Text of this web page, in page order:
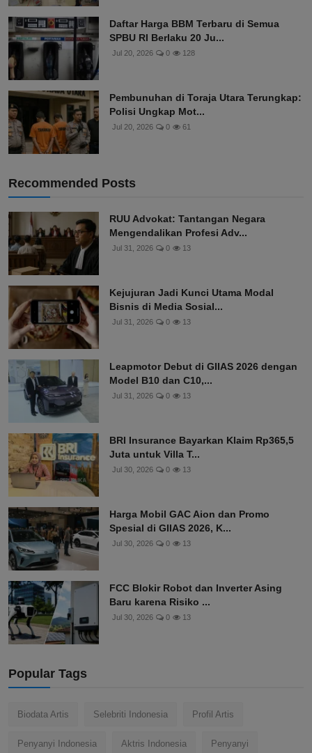
Daftar Harga BBM Terbaru di Semua
SPBU RI Berlaku 20 Ju...
Jul 20, 2026 0 128
Pembunuhan di Toraja Utara Terungkap:
Polisi Ungkap Mot...
Jul 20, 2026 0 61
Recommended Posts
RUU Advokat: Tantangan Negara
Mengendalikan Profesi Adv...
Jul 31, 2026 0 13
Kejujuran Jadi Kunci Utama Modal
Bisnis di Media Sosial...
Jul 31, 2026 0 13
Leapmotor Debut di GIIAS 2026 dengan
Model B10 dan C10,...
Jul 31, 2026 0 13
BRI Insurance Bayarkan Klaim Rp365,5
Juta untuk Villa T...
Jul 30, 2026 0 13
Harga Mobil GAC Aion dan Promo
Spesial di GIIAS 2026, K...
Jul 30, 2026 0 13
FCC Blokir Robot dan Inverter Asing
Baru karena Risiko ...
Jul 30, 2026 0 13
Popular Tags
Biodata Artis Selebriti Indonesia Profil Artis
Penyanyi Indonesia Aktris Indonesia Penyanyi